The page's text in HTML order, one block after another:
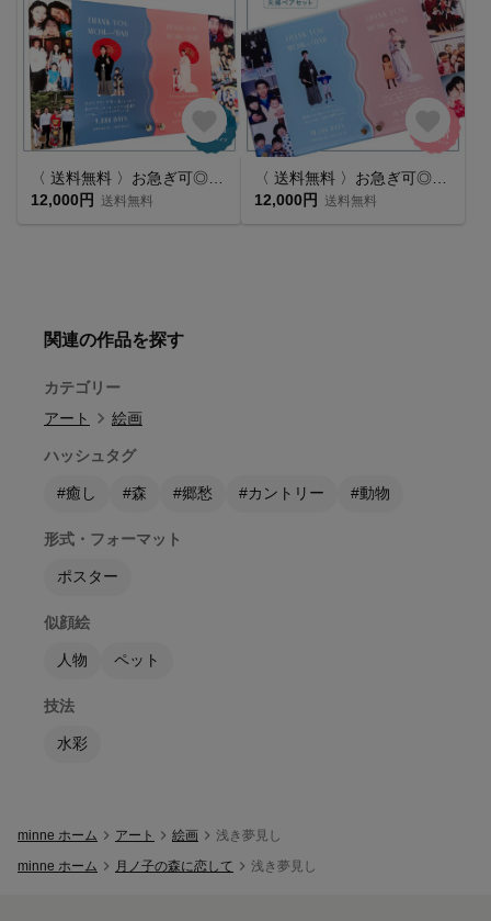
12,000円
送料無料
12,000円
送料無料
関連の作品を探す
カテゴリー
アート
絵画
ハッシュタグ
#癒し #森 #郷愁 #カントリー #動物
形式・フォーマット
ポスター
似顔絵
人物 ペット
技法
水彩
minne ホーム アート 絵画
浅き夢見し
minne ホーム
月ノ子の森に恋して 浅き夢見し